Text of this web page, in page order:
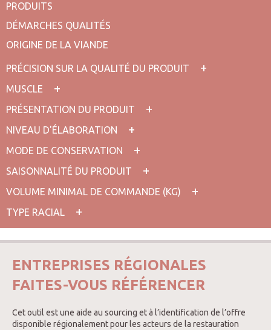
PRODUITS
DÉMARCHES QUALITÉS
ORIGINE DE LA VIANDE
PRÉCISION SUR LA QUALITÉ DU PRODUIT
MUSCLE
PRÉSENTATION DU PRODUIT
NIVEAU D'ÉLABORATION
MODE DE CONSERVATION
SAISONNALITÉ DU PRODUIT
VOLUME MINIMAL DE COMMANDE (KG)
TYPE RACIAL
ENTREPRISES RÉGIONALES
FAITES-VOUS RÉFÉRENCER
Cet outil est une aide au sourcing et à l’identification de l’offre
disponible régionalement pour les acteurs de la restauration